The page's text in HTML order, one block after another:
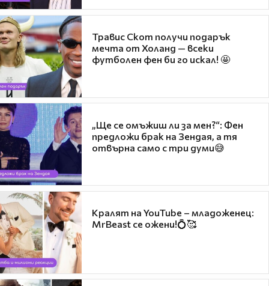
Травис Скот получи подарък
мечта от Холанд — всеки
футболен фен би го искал! 🤩
„Ще се омъжиш ли за мен?“: Фен
предложи брак на Зендая, а тя
отвърна само с три думи😅
Кралят на YouTube – младоженец:
MrBeast се ожени!💍🥰